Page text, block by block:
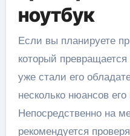
ноутбук
Если вы планируете
который
уже стали его
несколько нюансов
Непосредственно на
рекомендуется